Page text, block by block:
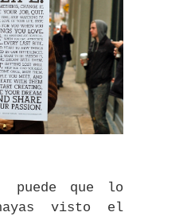
puede que lo
visto el